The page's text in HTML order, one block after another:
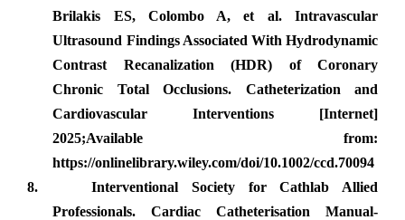
Brilakis ES, Colombo A, et al. Intravascular
Ultrasound Findings Associated With Hydrodynamic
Contrast Recanalization (HDR) of Coronary
Chronic Total Occlusions. Catheterization and
Cardiovascular Interventions [Internet]
2025;Available from:
https://onlinelibrary.wiley.com/doi/10.1002/ccd.70094
8.
Interventional Society for Cathlab Allied
Professionals. Cardiac Catheterisation Manual-